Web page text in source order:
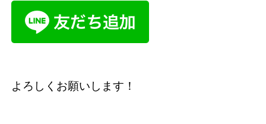
よろしくお願いします！